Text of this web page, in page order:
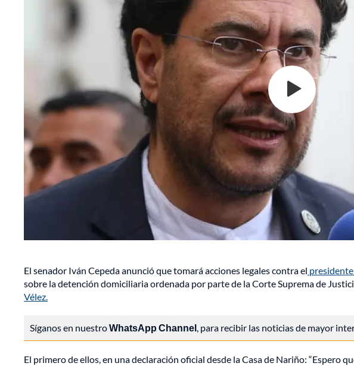
El senador Iván Cepeda anunció que tomará acciones legales contra el
sobre la detención domiciliaria ordenada por parte de la Corte Suprema de
Vélez.
Síganos en nuestroWhatsApp Channel, para recibir las noticias de mayor
El primero de ellos, en una declaración oficial desde la Casa de Nariño: “Espero